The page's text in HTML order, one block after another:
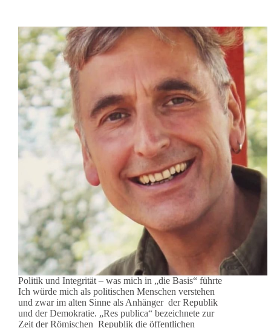
Politik und Integrität – was mich in „die Basis“ führte
Ich würde mich als politischen Menschen verstehen
und zwar im alten Sinne als Anhänger der Republik
und der Demokratie. „Res publica“ bezeichnete zur
Zeit der Römischen Republik die öffentlichen